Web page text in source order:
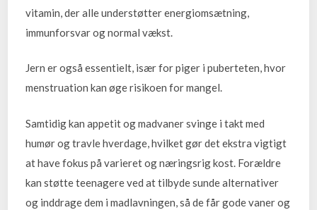
vitamin, der alle understøtter energiomsætning,
immunforsvar og normal vækst.
Jern er også essentielt, især for piger i puberteten, hvor
menstruation kan øge risikoen for mangel.
Samtidig kan appetit og madvaner svinge i takt med
humør og travle hverdage, hvilket gør det ekstra vigtigt
at have fokus på varieret og næringsrig kost. Forældre
kan støtte teenagere ved at tilbyde sunde alternativer
og inddrage dem i madlavningen, så de får gode vaner og